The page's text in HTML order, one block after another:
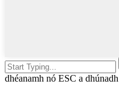
dhéanamh nó ESC a dhúnadh